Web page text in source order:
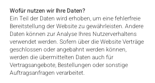
Wofür nutzen wir Ihre Daten?
Ein Teil der Daten wird erhoben, um eine fehlerfreie
Bereitstellung der Website zu gewährleisten. Andere
Daten können zur Analyse Ihres Nutzerverhaltens
verwendet werden. Sofern über die Website Verträge
geschlossen oder angebahnt werden können,
werden die übermittelten Daten auch für
Vertragsangebote, Bestellungen oder sonstige
Auftragsanfragen verarbeitet.